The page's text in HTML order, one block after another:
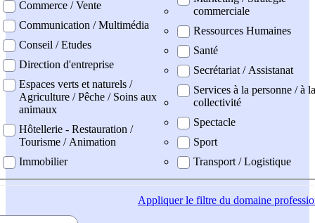
Commerce / Vente
Communication / Multimédia
Conseil / Etudes
Direction d'entreprise
Espaces verts et naturels /
Agriculture / Pêche / Soins aux
animaux
Hôtellerie - Restauration /
Tourisme / Animation
Immobilier
commerciale
Ressources Humaines
Santé
Secrétariat / Assistanat
Services à la personne / à la
collectivité
Spectacle
Sport
Transport / Logistique
Appliquerle filtre du domaine